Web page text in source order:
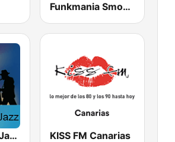
Funkmania Smooth Jazz
24-7 Smooth Jazz KISS FM Canarias